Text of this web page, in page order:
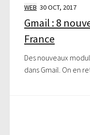
WEB 30 OCT, 2017
Gmail : 8
France
Des nouveaux
dans Gmail. On en